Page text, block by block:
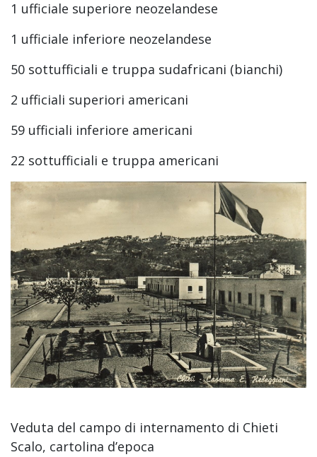
1 ufficiale superiore neozelandese
1 ufficiale inferiore neozelandese
50 sottufficiali e truppa sudafricani (bianchi)
2 ufficiali superiori americani
59 ufficiali inferiore americani
22 sottufficiali e truppa americani
Veduta del campo di internamento di Chieti
Scalo, cartolina d’epoca